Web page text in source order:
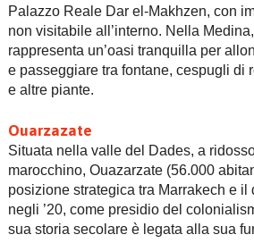
Palazzo Reale Dar el-Makhzen, con
non visitabile all’interno. Nella
rappresenta un’oasi tranquilla per
e passeggiare tra fontane, cespugli di
e altre piante.
Ouarzazate
Situata nella valle del Dades, a
marocchino, Ouazarzate (56.000
posizione strategica tra Marrakech e
negli ’20, come presidio del
sua storia secolare è legata alla sua